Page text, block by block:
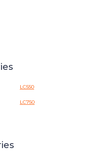
LC550
LC750